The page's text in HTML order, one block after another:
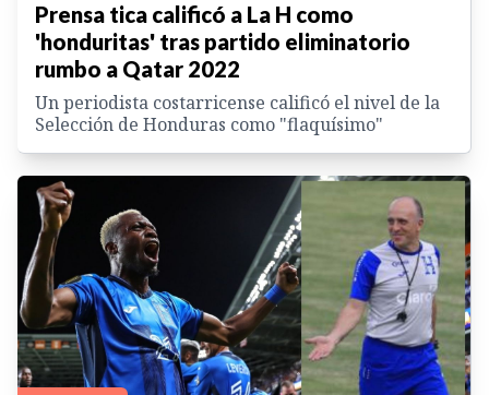
Prensa tica calificó a La H como
'honduritas' tras partido eliminatorio
rumbo a Qatar 2022
Un periodista costarricense calificó el nivel de la
Selección de Honduras como "flaquísimo"